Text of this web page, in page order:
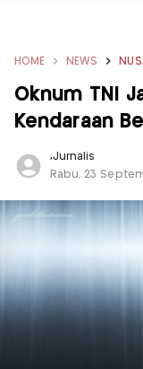
HOME NEWS
Oknum TNI
Kendaraan
,Jurnalis
Rabu, 23